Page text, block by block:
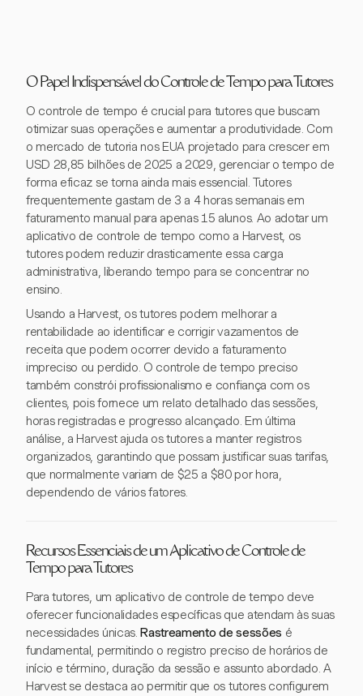
O Papel Indispensável do Controle de Tempo para Tutores
O controle de tempo é crucial para tutores que buscam
otimizar suas operações e aumentar a produtividade. Com
o mercado de tutoria nos EUA projetado para crescer em
USD 28,85 bilhões de 2025 a 2029, gerenciar o tempo de
forma eficaz se torna ainda mais essencial. Tutores
frequentemente gastam de 3 a 4 horas semanais em
faturamento manual para apenas 15 alunos. Ao adotar um
aplicativo de controle de tempo como a Harvest, os
tutores podem reduzir drasticamente essa carga
administrativa, liberando tempo para se concentrar no
ensino.
Usando a Harvest, os tutores podem melhorar a
rentabilidade ao identificar e corrigir vazamentos de
receita que podem ocorrer devido a faturamento
impreciso ou perdido. O controle de tempo preciso
também constrói profissionalismo e confiança com os
clientes, pois fornece um relato detalhado das sessões,
horas registradas e progresso alcançado. Em última
análise, a Harvest ajuda os tutores a manter registros
organizados, garantindo que possam justificar suas tarifas,
que normalmente variam de $25 a $80 por hora,
dependendo de vários fatores.
Recursos Essenciais de um Aplicativo de Controle de
Tempo para Tutores
Para tutores, um aplicativo de controle de tempo deve
oferecer funcionalidades específicas que atendam às suas
necessidades únicas.Rastreamento de sessões é
fundamental, permitindo o registro preciso de horários de
início e término, duração da sessão e assunto abordado. A
Harvest se destaca ao permitir que os tutores configurem